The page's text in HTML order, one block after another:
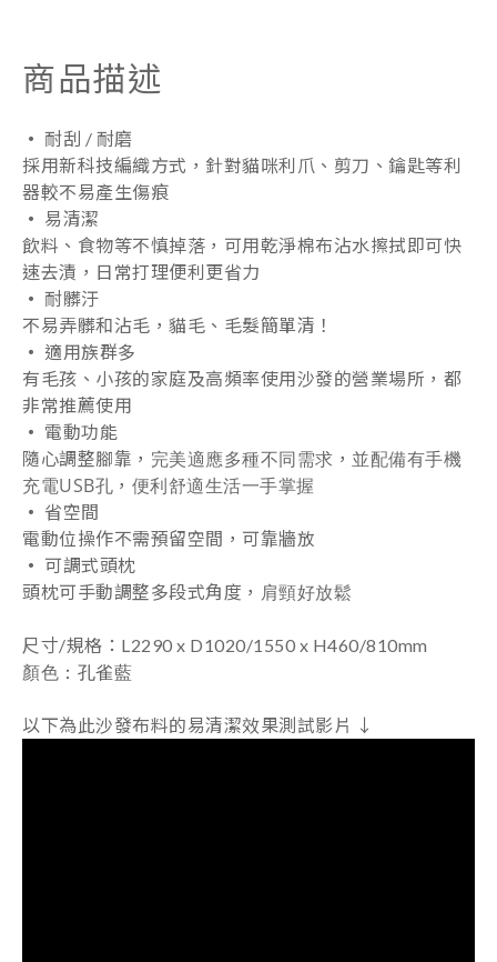
商品描述
‧ 耐刮 / 耐磨
採用新科技編織方式，針對貓咪利爪、剪刀、鑰匙等利
器較不易產生傷痕
‧ 易清潔
飲料、食物等不慎掉落，可用乾淨棉布沾水擦拭即可快
速去漬，日常打理便利更省力
‧ 耐髒汙
不易弄髒和沾毛，貓毛、毛髮簡單清！
‧ 適用族群多
有毛孩、小孩的家庭及高頻率使用沙發的營業場所，都
非常推薦使用
‧ 電動功能
隨心調整腳靠， 完美適應多種不同需求 ， 並配備有手機
充電USB孔 ， 便利舒適生活一手掌握
‧ 省空間
電動位操作不需預留空間，可靠牆放
‧ 可調式頭枕
頭枕可手動調整多段式角度， 肩頸好放鬆
尺寸/規格 ： L2290 x D1020/1550 x H460/810mm
顏色 ： 孔雀藍
以下為此沙發布料的易清潔效果測試影片 ↓